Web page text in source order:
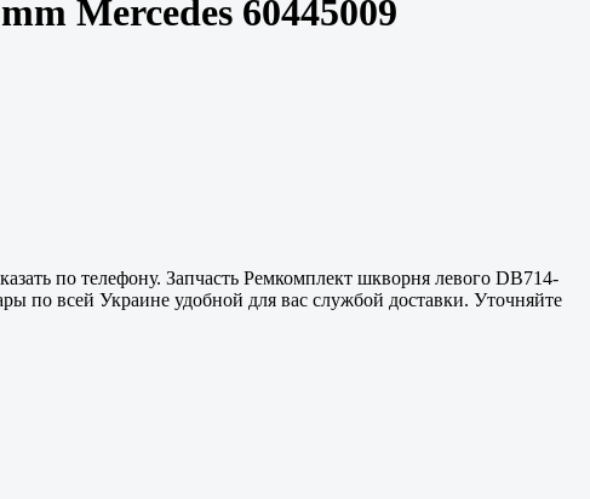
Mercedes 60445009
по телефону. Запчасть Ремкомплект шкворня левого DB714-
по всей Украине удобной для вас службой доставки. Уточняйте